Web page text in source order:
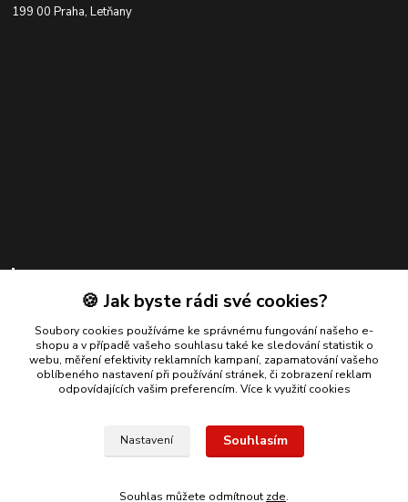
199 00 Praha, Letňany
Kontakty
+420 739 924 550
(Po-Pá, 8-17 hod.)
info@bmautodily.cz
Copyright 2026 BM-AUTODÍLY. Všechna práva vyhrazena.
🍪 Jak byste rádi své cookies?
Soubory cookies používáme ke správnému fungování našeho e-
shopu a v případě vašeho souhlasu také ke sledování statistik o
webu, měření efektivity reklamních kampaní, zapamatování vašeho
oblíbeného nastavení při používání stránek, či zobrazení reklam
odpovídajících vašim preferencím. Více k využití cookies
Nastavení Souhlasím
Souhlas můžete odmítnout zde.